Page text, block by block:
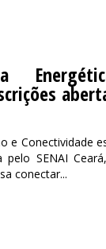
e Conectividade
SENAI
conectar...